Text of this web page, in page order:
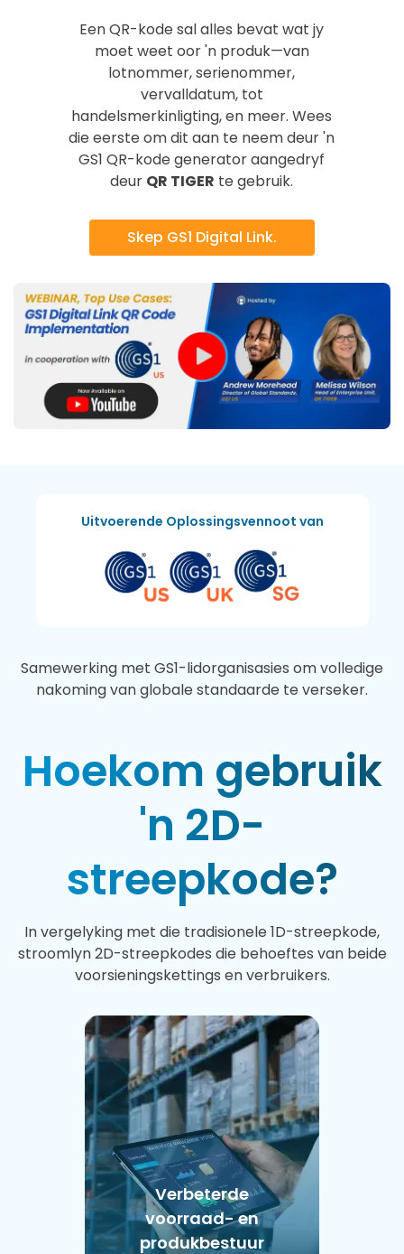
Een QR-kode sal alles bevat wat jy
moet weet oor 'n produk—van
lotnommer, serienommer,
vervalldatum, tot
handelsmerkinligting, en meer. Wees
die eerste om dit aan te neem deur 'n
GS1 QR-kode generator aangedryf
deur QR TIGER te gebruik.
Skep GS1 Digital Link.
Uitvoerende Oplossingsvennoot van
Samewerking met GS1-lidorganisasies om volledige
nakoming van globale standaarde te verseker.
Hoekom gebruik
'n 2D-
streepkode?
In vergelyking met die tradisionele 1D-streepkode,
stroomlyn 2D-streepkodes die behoeftes van beide
voorsieningskettings en verbruikers.
Verbeterde
voorraad- en
produkbestuur